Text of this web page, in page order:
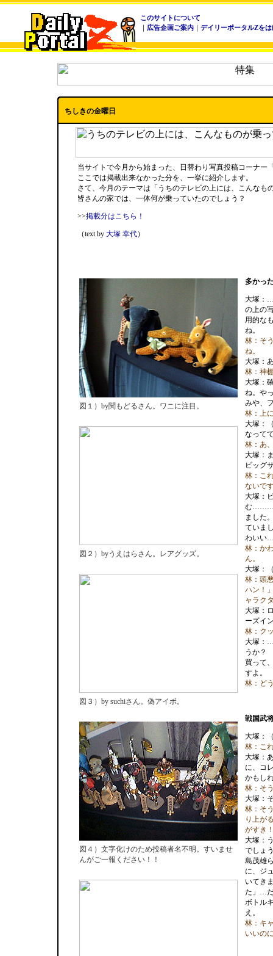
このサイトについて
｜ 広告企画ご案内 ｜ デイリーポータルZを
ちしきの金曜日
当サイトで今月から始まった、日替わり写真投稿コーナー
ここでは掲載出来なかった分を、一挙に紹介します。
さて、今月のテーマは「うちのテレビの上には、こんなも
皆さんの家では、一体何が乗っていたのでしょう？
>>掲載分はこちら！
（text by 大塚 幸代）
図１）by関もどるさん。ワニに注目。
図２）byうえはらさん。レアグッズ。
図３）by suchiさん。偽アイボ。
図４）文字化けのため投稿者名不明。すいませ
んがご一報ください！！
多かっ
大塚：
の上の
用的な
ね。
林：そ
ね。
大塚：
林：神
大塚：
ね。や
みや、
林：上
大塚：
なって
林：あ
大塚：
ビッグ
林：こ
ないで
大塚：
む………
ました
ていま
わいい
林：か
ん。
大塚：
林：頭
ハン！
ャラク
大塚：
ーズイ
林：ク
大塚：
うか？
買って
すよ。
林：ど
戦国武
大塚：
林：こ
大塚：
に、コ
かもし
林：そ
大塚：
林：そ
り上が
がすき
大塚：
でしょ
島茂雄
に、ジ
いてき
た」…
ボトル
え。
林：キ
いいの